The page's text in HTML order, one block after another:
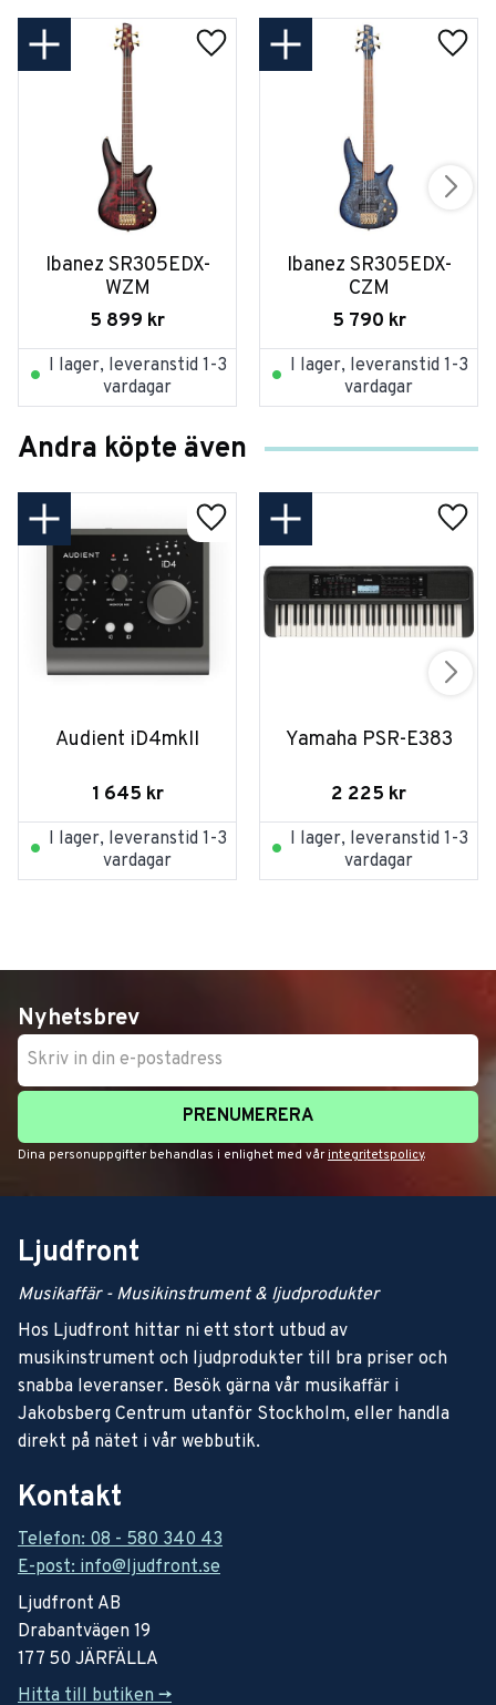
Ibanez SR305EDX-
WZM
5 899 kr
I lager, leveranstid 1-3
vardagar
Ibanez SR305EDX-
CZM
5 790 kr
I lager, leveranstid 1-3
vardagar
Andra köpte även
Audient iD4mkII
1 645 kr
I lager, leveranstid 1-3
vardagar
Yamaha PSR-E383
2 225 kr
I lager, leveranstid 1-3
vardagar
Nyhetsbrev
PRENUMERERA
Dina personuppgifter behandlas i enlighet med vår integritetspolicy.
Ljudfront
Musikaffär - Musikinstrument & ljudprodukter
Hos Ljudfront hittar ni ett stort utbud av
musikinstrument och ljudprodukter till bra priser och
snabba leveranser. Besök gärna vår musikaffär i
Jakobsberg Centrum utanför Stockholm, eller handla
direkt på nätet i vår webbutik.
Kontakt
Telefon: 08 - 580 340 43
E-post: info@ljudfront.se
Ljudfront AB
Drabantvägen 19
177 50 JÄRFÄLLA
Hitta till butiken ->